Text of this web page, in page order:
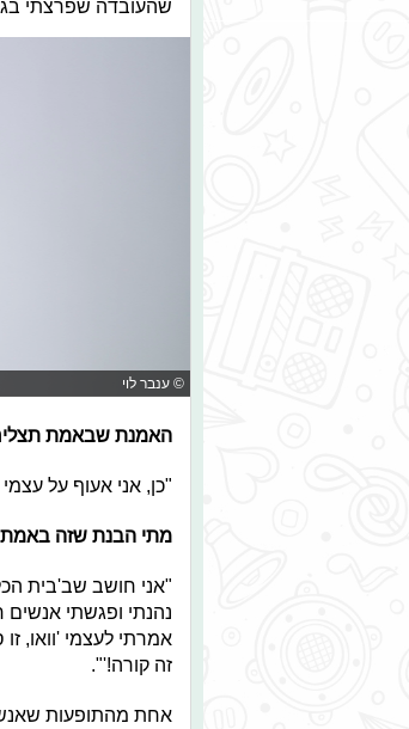
שהעובדה שפרצתי
© ענבר לוי
האמנת שבאמת
"כן, אני אעוף על
מתי הבנת שזה
"אני חושב שב'בית
נהנתי ופגשתי
אמרתי לעצמי 'וואו,
זה קורה!'".
אחת מהתופעות